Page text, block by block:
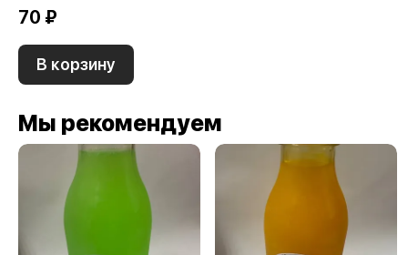
70 ₽
В корзину
Мы рекомендуем